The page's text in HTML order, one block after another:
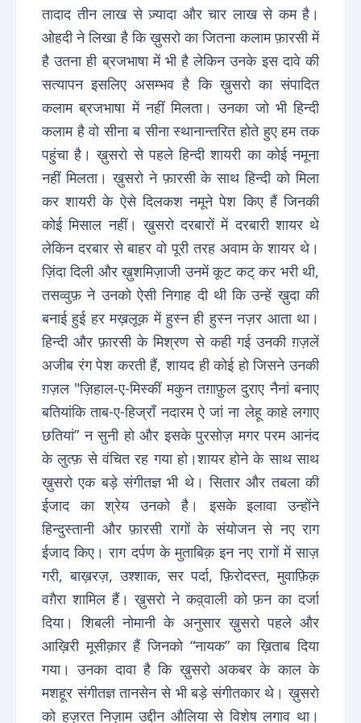
तादाद तीन लाख से ज़्यादा और चार लाख से कम है।
ओहदी ने लिखा है कि ख़ुसरो का जितना कलाम फ़ारसी में
है उतना ही ब्रजभाषा में भी है लेकिन उनके इस दावे की
सत्यापन इसलिए असम्भव है कि ख़ुसरो का संपादित
कलाम ब्रजभाषा में नहीं मिलता। उनका जो भी हिन्दी
कलाम है वो सीना ब सीना स्थानान्तरित होते हुए हम तक
पहुंचा है। ख़ुसरो से पहले हिन्दी शायरी का कोई नमूना
नहीं मिलता। ख़ुसरो ने फ़ारसी के साथ हिन्दी को मिला
कर शायरी के ऐसे दिलकश नमूने पेश किए हैं जिनकी
कोई मिसाल नहीं। ख़ुसरो दरबारों में दरबारी शायर थे
लेकिन दरबार से बाहर वो पूरी तरह अवाम के शायर थे।
ज़िंदा दिली और ख़ुशमिज़ाजी उनमें कूट कट् कर भरी थी,
तसव्वुफ़ ने उनको ऐसी निगाह दी थी कि उन्हें ख़ुदा की
बनाई हुई हर मख़लूक़ में हुस्न ही हुस्न नज़र आता था।
हिन्दी और फ़ारसी के मिश्रण से कही गई उनकी ग़ज़लें
अजीब रंग पेश करती हैं, शायद ही कोई हो जिसने उनकी
ग़ज़ल "ज़िहाल-ए-मिस्कीं मकुन तग़ाफ़ुल दुराए नैनां बनाए
बतियांकि ताब-ए-हिज्राँ नदारम ऐ जां ना लेहू काहे लगाए
छतियां” न सुनी हो और इसके पुरसोज़ मगर परम आनंद
के लुत्फ़ से वंचित रह गया हो।शायर होने के साथ साथ
ख़ुसरो एक बड़े संगीतज्ञ भी थे। सितार और तबला की
ईजाद का श्रेय उनको है। इसके इलावा उन्होंने
हिन्दुस्तानी और फ़ारसी रागों के संयोजन से नए राग
ईजाद किए। राग दर्पण के मुताबिक़ इन नए रागों में साज़
गरी, बाख़रज़, उश्शाक, सर पर्दा, फ़िरोदस्त, मुवाफ़िक़
वग़ैरा शामिल हैं। ख़ुसरो ने कव़्वाली को फ़न का दर्जा
दिया। शिबली नोमानी के अनुसार ख़ुसरो पहले और
आख़िरी मूसीक़ार हैं जिनको “नायक” का ख़िताब दिया
गया। उनका दावा है कि ख़ुसरो अकबर के काल के
मशहूर संगीतज्ञ तानसेन से भी बड़े संगीतकार थे। ख़ुसरो
को हज़रत निज़ाम उद्दीन औलिया से विशेष लगाव था।